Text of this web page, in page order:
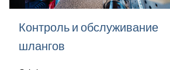
Контроль и обслуживание
шлангов